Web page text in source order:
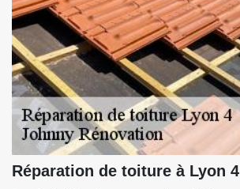
Réparation de toiture à Lyon 4